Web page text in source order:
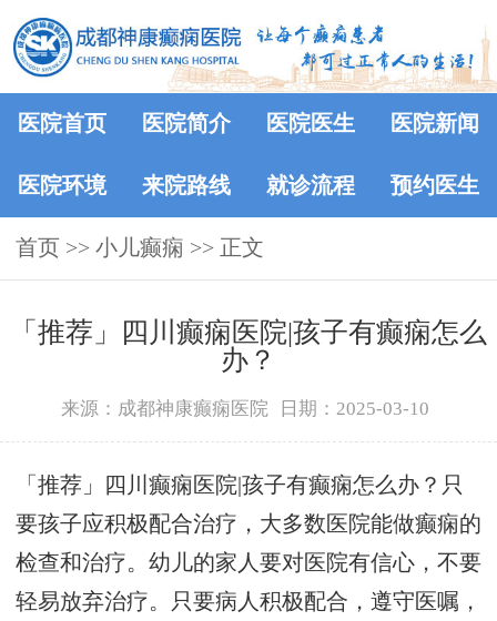
医院首页 医院简介 医院医生 医院新闻
医院环境 来院路线 就诊流程 预约医生
首页 >> 小儿癫痫 >> 正文
「推荐」四川癫痫医院|孩子有癫痫怎么
办？
来源：成都神康癫痫医院 日期：2025-03-10
「推荐」四川癫痫医院|孩子有癫痫怎么办？只
要孩子应积极配合治疗，大多数医院能做癫痫的
检查和治疗。幼儿的家人要对医院有信心，不要
轻易放弃治疗。只要病人积极配合，遵守医嘱，